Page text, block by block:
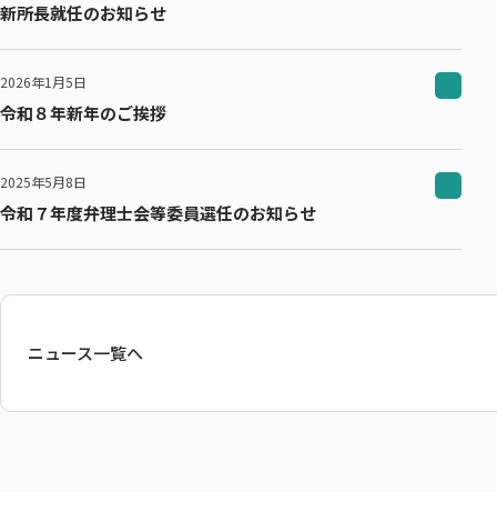
新所長就任のお知らせ
2026年1月5日
令和８年新年のご挨拶
2025年5月8日
令和７年度弁理士会等委員選任のお知らせ
ニュース一覧へ